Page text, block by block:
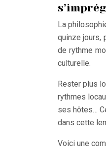
La
quinze jours,
de rythme
culturelle.
Rester plus
rythmes
ses hôtes…
dans cette
Voici une